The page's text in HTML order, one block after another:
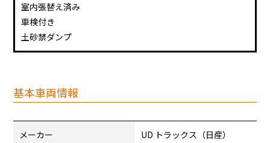
室内張替え済み
車検付き
土砂禁ダンプ
基本車両情報
メーカー UD トラックス（日産）